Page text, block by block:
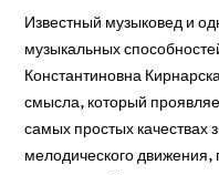
Известный музыковед и
музыкальных
Константиновна
смысла, который
самых простых качествах
мелодического движения,